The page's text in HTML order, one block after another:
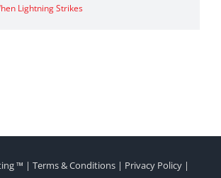
Lightning Strikes
™ | Terms & Conditions| Privacy Policy|